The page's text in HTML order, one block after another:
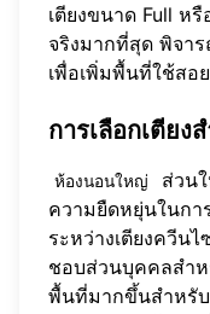
เตียงขนาด Full ห
จริงมากที่สุด พิจา
เพื่อเพิ่มพื้นที่ใช้สอย
การเลือกเตีย
ห้องนอนใหญ่
ส่วน
ความยืดหยุ่นในกา
ระหว่างเตียงควีน
ชอบส่วนบุคคลสำห
พื้นที่มากขึ้นสำหรับ